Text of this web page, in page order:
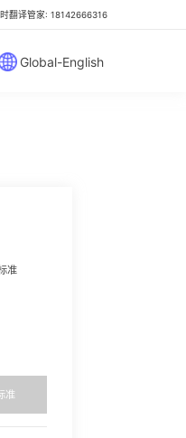
翻译管家: 18142666316
Global-English
准